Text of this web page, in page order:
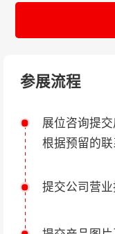
参展流程
展位咨询提
根据预留的
提交公司营业